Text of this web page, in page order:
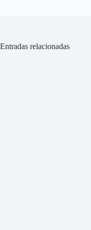
Entradas relacionadas